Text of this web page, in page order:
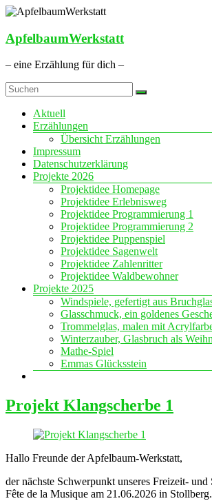
Zum
springen
ApfelbaumWerkstatt
– eine Erzählung für dich –
Menü
Aktuell
Erzählungen
Übersicht Erzählungen
Impressum
Datenschutzerklärung
Projekte 2026
Projektidee Homepage
Projektidee Erlebnisweg
Projektidee Programmierung 1
Projektidee Programmierung 2
Projektidee Puppenspiel
Projektidee Sagenwelt
Projektidee Zahlenritter
Projektidee Waldbewohner
Projekte 2025
Windspiele, gefertigt aus
Glasschmuck, ein goldenes
Trommelglas, malen mit
Winterzauber, Glasbruch als
Mathe-Spiel
Emmas Glücksstein
Projekt Klangscherbe 1
Hallo Freunde der Apfelbaum-Werkstatt,
der nächste Schwerpunkt unseres Freizeit-
Fête de la Musique am 21.06.2026 in Stollberg.